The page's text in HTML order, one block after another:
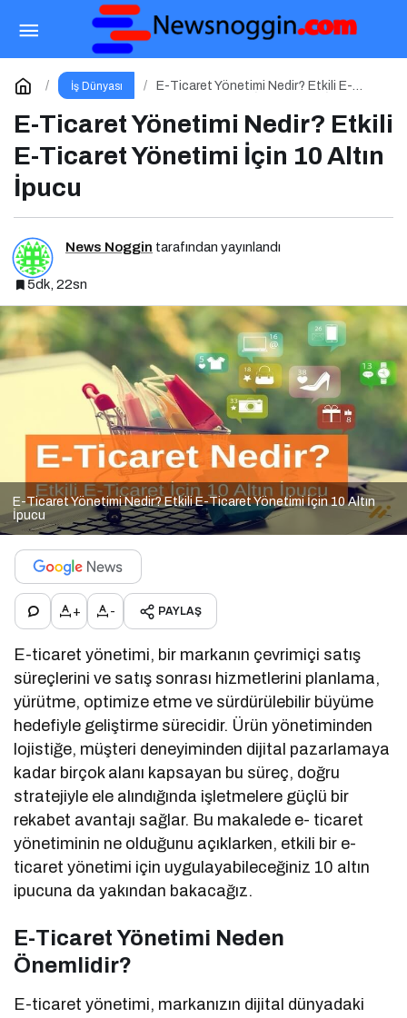
İş Dünyası
E-Ticaret Yönetimi Nedir? Etkili E-
E-Ticaret Yönetimi Nedir? Etkili
E-Ticaret Yönetimi İçin 10 Altın
İpucu
News Noggin tarafından yayınlandı
5dk, 22sn
E-Ticaret Yönetimi Nedir? Etkili E-Ticaret Yönetimi İçin 10 Altın
İpucu
+ - PAYLAŞ
E-ticaret yönetimi, bir markanın çevrimiçi satış
süreçlerini ve satış sonrası hizmetlerini planlama,
yürütme, optimize etme ve sürdürülebilir büyüme
hedefiyle geliştirme sürecidir. Ürün yönetiminden
lojistiğe, müşteri deneyiminden dijital pazarlamaya
kadar birçok alanı kapsayan bu süreç, doğru
stratejiyle ele alındığında işletmelere güçlü bir
rekabet avantajı sağlar. Bu makalede e- ticaret
yönetiminin ne olduğunu açıklarken, etkili bir e-
ticaret yönetimi için uygulayabileceğiniz 10 altın
ipucuna da yakından bakacağız.
E-Ticaret Yönetimi Neden
Önemlidir?
E-ticaret yönetimi, markanızın dijital dünyadaki
Dijital PR Nedir? Etkili Dijital PR İçin 10 Altın
İpucuYorum Yap